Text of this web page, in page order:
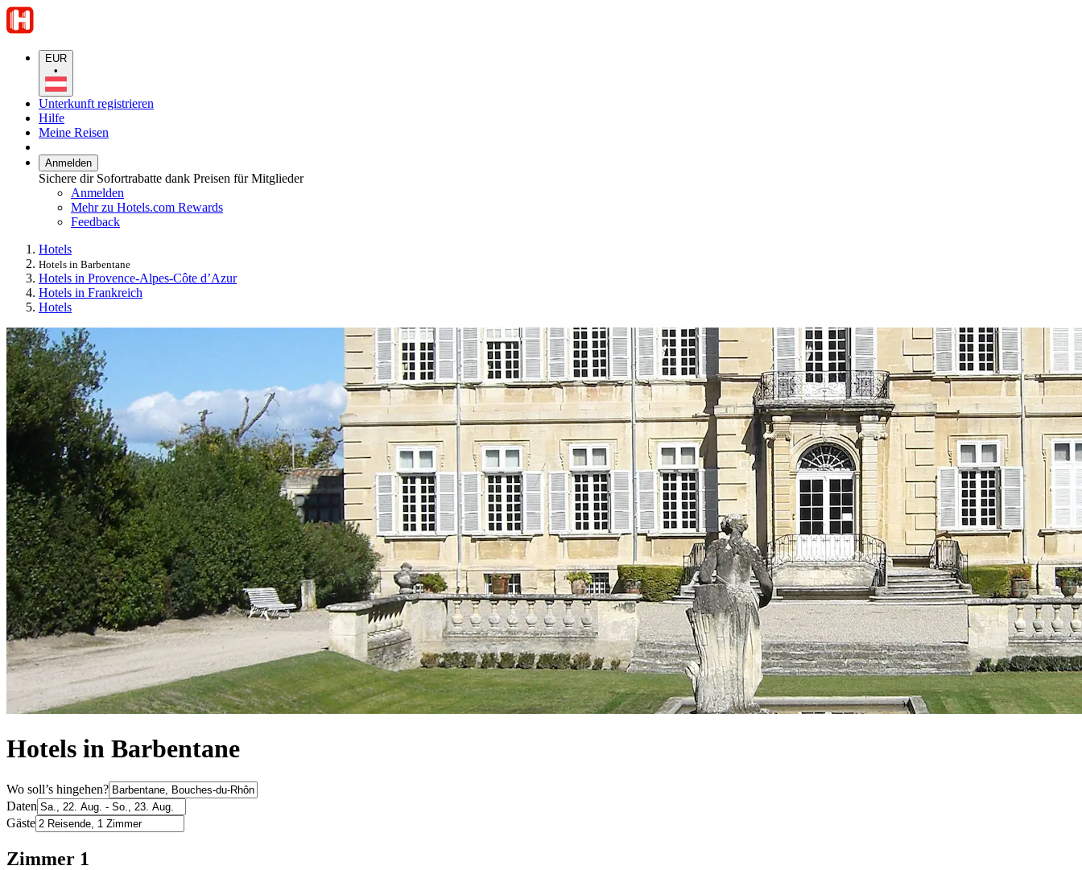
EUR
•
Unterkunft registrieren
Hilfe
Meine Reisen
Anmelden
Sichere dir Sofortrabatte dank Preisen für Mitglieder
Anmelden
Mehr zu Hotels.com Rewards
Feedback
Hotels
Hotels in Barbentane
Hotels in Provence-Alpes-Côte d’Azur
Hotels in Frankreich
Hotels
Hotels in Barbentane
Wo soll’s hingehen?
Daten
Gäste
Zimmer 1